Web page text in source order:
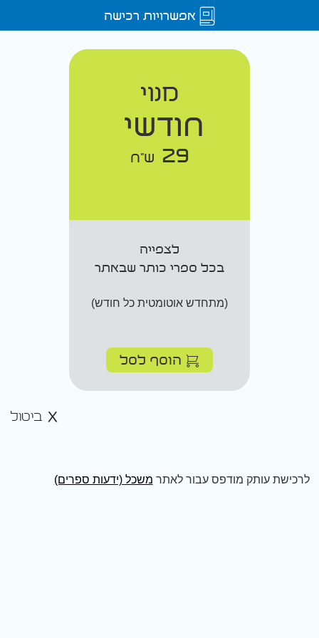
אפשרויות רכישה
מנוי
חודשי
29 ש"ח
לצפייה
בכל ספרי כותר שבאתר
(מתחדש אוטומטית כל חודש)
הוסף לסל
ביטול
לרכישת עותק מודפס עבור לאתר משכל (ידעות ספרים)